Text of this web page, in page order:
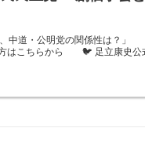
中道・公明党の関係性は？」
方はこちらから 🐦 足立康史公